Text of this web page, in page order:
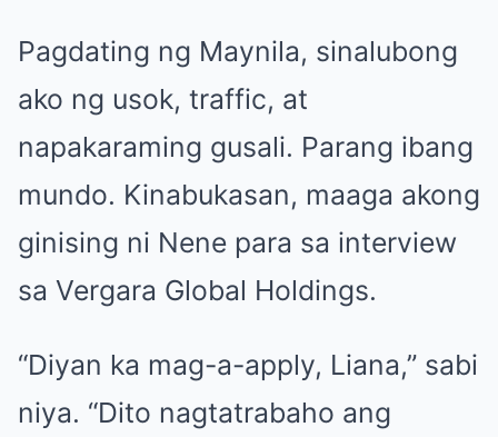
Pagdating ng Maynila, sinalubong
ako ng usok, traffic, at
napakaraming gusali. Parang ibang
mundo. Kinabukasan, maaga akong
ginising ni Nene para sa interview
sa Vergara Global Holdings.
“Diyan ka mag-a-apply, Liana,” sabi
niya. “Dito nagtatrabaho ang